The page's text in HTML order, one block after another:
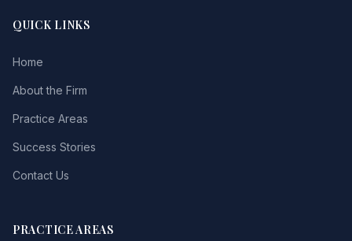
QUICK LINKS
Home
About the Firm
Practice Areas
Success Stories
Contact Us
PRACTICE AREAS